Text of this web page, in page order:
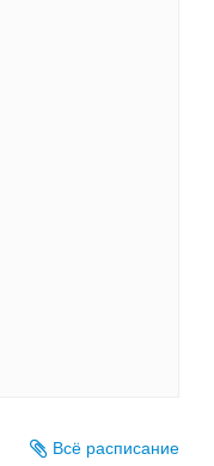
Всё расписание